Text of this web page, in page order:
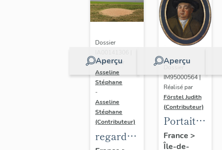
Aperçu
Dossier
Réalisé par
Asseline
Stéphane
-
Asseline
Stéphane
(Contributeur)
regard
Aperçu
Dossier
IM95000564 |
Réalisé par
Förstel Judith
(Contributeur)
Portait
d'homme
France >
Île-de-